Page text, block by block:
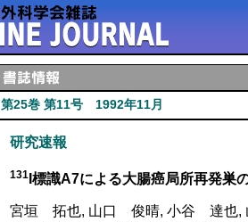
第25巻 第11号 1992年11月
研究速報
131 I標識A7による大腸癌局所再発
宮垣 拓也, 山口 俊晴, 小谷 達也